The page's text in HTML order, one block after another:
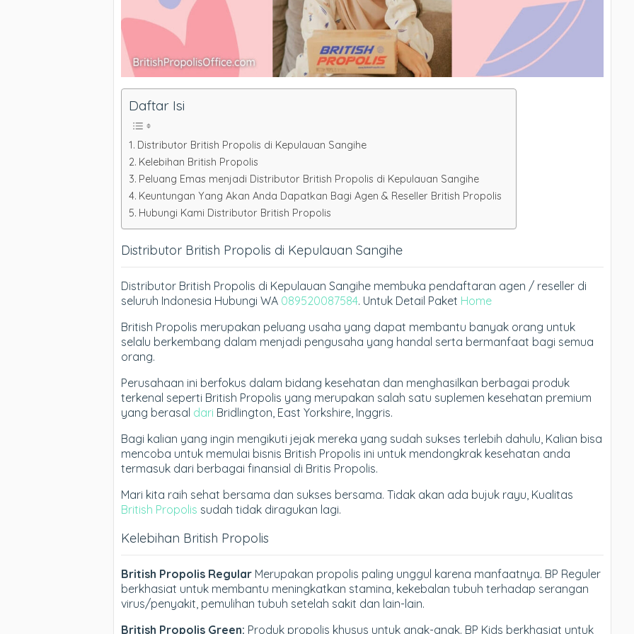
Daftar Isi
Distributor British Propolis di Kepulauan Sangihe
Kelebihan British Propolis
Peluang Emas menjadi Distributor British Propolis di Kepulauan Sangihe
Keuntungan Yang Akan Anda Dapatkan Bagi Agen & Reseller British Propolis
Hubungi Kami Distributor British Propolis
Distributor British Propolis di Kepulauan Sangihe
Distributor British Propolis di Kepulauan Sangihe membuka pendaftaran agen / reseller di
seluruh Indonesia Hubungi WA 089520087584. Untuk Detail Paket Home
British Propolis merupakan peluang usaha yang dapat membantu banyak orang untuk
selalu berkembang dalam menjadi pengusaha yang handal serta bermanfaat bagi semua
orang.
Perusahaan ini berfokus dalam bidang kesehatan dan menghasilkan berbagai produk
terkenal seperti British Propolis yang merupakan salah satu suplemen kesehatan premium
yang berasal dari Bridlington, East Yorkshire, Inggris.
Bagi kalian yang ingin mengikuti jejak mereka yang sudah sukses terlebih dahulu, Kalian bisa
mencoba untuk memulai bisnis British Propolis ini untuk mendongkrak kesehatan anda
termasuk dari berbagai finansial di Britis Propolis.
Mari kita raih sehat bersama dan sukses bersama. Tidak akan ada bujuk rayu, Kualitas
British Propolis sudah tidak diragukan lagi.
Kelebihan British Propolis
British Propolis Regular Merupakan propolis paling unggul karena manfaatnya. BP Reguler
berkhasiat untuk membantu meningkatkan stamina, kekebalan tubuh terhadap serangan
virus/penyakit, pemulihan tubuh setelah sakit dan lain-lain.
British Propolis Green: Produk propolis khusus untuk anak-anak. BP Kids berkhasiat untuk